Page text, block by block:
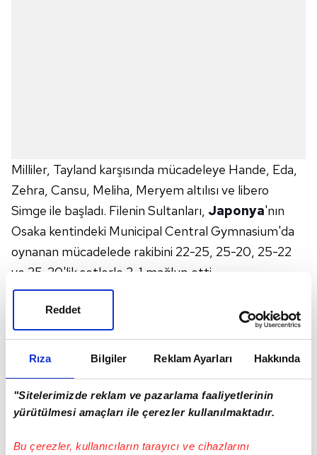
Rıza Bilgiler Reklam Ayarları Hakkında
"Sitelerimizde reklam ve pazarlama faaliyetlerinin
yürütülmesi amaçları ile çerezler kullanılmaktadır.
Bu çerezler, kullanıcıların tarayıcı ve cihazlarını
Reddet
Milliler, Tayland karşısında mücadeleye Hande, Eda,
Zehra, Cansu, Meliha, Meryem altılısı ve libero
Simge ile başladı. Filenin Sultanları, Japonya'nın
Osaka kentindeki Municipal Central Gymnasium'da
oynanan mücadelede rakibini 22-25, 25-20, 25-22
ve 25-20'lik setlerle 3-1 mağlup etti.
Bu sonucun ardından Milliler, FIVB Bayanlar Dünya
Voleybol Şampiyonası 2. Turu'ndaki ikinci galibiyetine
imza attı. Filenin Sultanları, FIVB Bayanlar Dünya
Voleybol Şampiyonası'nda grubunu ise; 15 puanla 5.
sırada tamamladı ve turnuvaya veda etti.
Salon: Municipal Central Gymnasium